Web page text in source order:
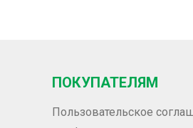
ПОКУПАТЕЛЯМ
Пользовательское